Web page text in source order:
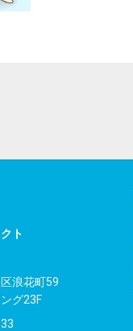
ト
浪花町59
グ23F